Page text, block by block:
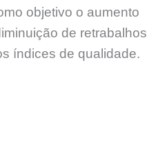
objetivo o aumento
de retrabalhos
índices de qualidade.